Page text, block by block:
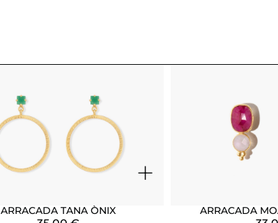
+
ARRACADA TANA ÒNIX ARRACADA